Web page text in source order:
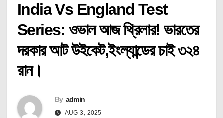
India Vs England Test
Series: ওভাল আজ থ্রিলার! ভারতের
দরকার আট উইকেট,ইংল্যান্ডের চাই ৩২৪
রান।
By admin
AUG 3, 2025